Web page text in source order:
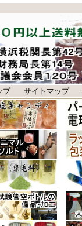
プ サイトマップ